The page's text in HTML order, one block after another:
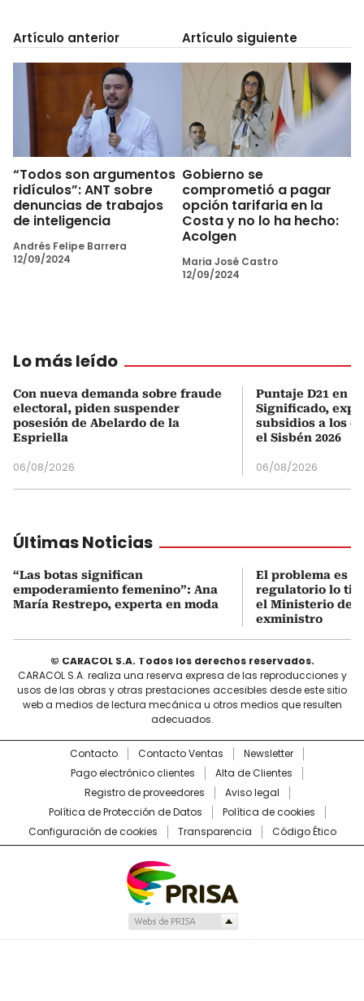
Artículo anterior
“Todos son argumentos
ridículos”: ANT sobre
denuncias de trabajos
de inteligencia
Andrés Felipe Barrera
12/09/2024
Artículo siguiente
Gobierno se
comprometió a pagar
opción tarifaria en la
Costa y no lo ha hecho:
Acolgen
Maria José Castro
12/09/2024
Lo más leído
Con nueva demanda sobre fraude
electoral, piden suspender
posesión de Abelardo de la
Espriella
06/08/2026
Puntaje D21 en
Significado,
subsidios a los
el Sisbén 2026
06/08/2026
Últimas Noticias
“Las botas significan
empoderamiento femenino”: Ana
María Restrepo, experta en moda
El problema es
regulatorio lo
el Ministerio de
exministro
© CARACOL S.A. Todos los derechos reservados.
CARACOL S.A. realiza una reserva expresa de las reproducciones y
usos de las obras y otras prestaciones accesibles desde este sitio
web a medios de lectura mecánica u otros medios que resulten
adecuados.
Contacto Contacto Ventas
Newsletter
Pago electrónico clientes
Alta de Clientes
Registro de proveedores
Aviso legal
Política de Protección de Datos
Política de cookies
Configuración de cookies
Transparencia Código Ético